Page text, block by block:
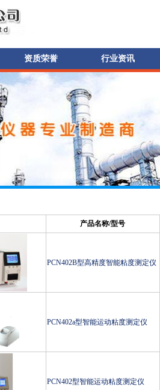
资质荣誉 行业资讯
产品名称/型号
PCN402B型高精度智能粘度测定仪
PCN402a型智能运动粘度测定仪
PCN402型智能运动粘度测定仪